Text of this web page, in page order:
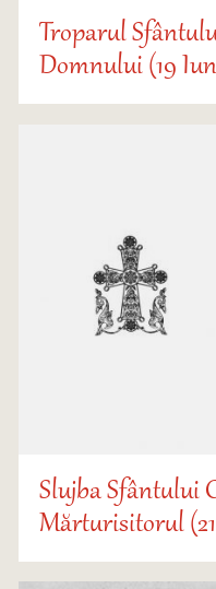
Troparul
Domnului (19
Slujba Sfântului
Mărturisitorul